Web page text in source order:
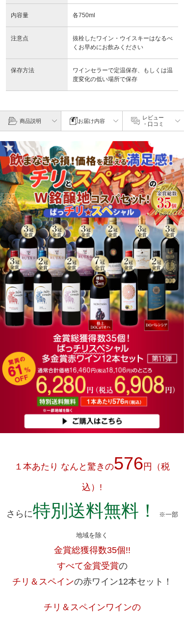
内容量 各750ml
注意点
抜栓したワイン・ウイスキーはなるべ
くお早めにお飲みください
保存方法
ワインセラーで定温保存、もしくは温
度変化の低い場所で保存
商品説明 お届け内容
レビュー
・口コミ
１本あたり なんと驚きの576円（税
込）!
さらに特別送料無料！ ※一部
地域を除く
金賞総獲得数35個!!
すべて金賞受賞の
チリ＆スペインの赤ワイン12本セット！
チリ＆スペインワインの